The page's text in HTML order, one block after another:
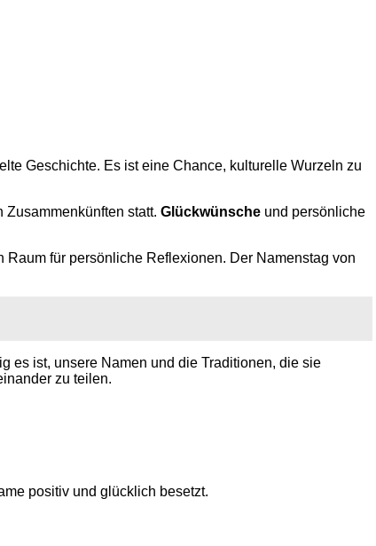
Geschichte. Es ist eine Chance, kulturelle Wurzeln zu
statt. Glückwünsche und persönliche
für persönliche Reflexionen. Der Namenstag von
es ist, unsere Namen und die Traditionen, die sie
zu teilen.
positiv und glücklich besetzt.